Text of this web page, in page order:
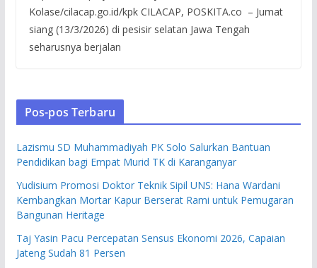
Kolase/cilacap.go.id/kpk CILACAP, POSKITA.co – Jumat
siang (13/3/2026) di pesisir selatan Jawa Tengah
seharusnya berjalan
Pos-pos Terbaru
Lazismu SD Muhammadiyah PK Solo Salurkan Bantuan
Pendidikan bagi Empat Murid TK di Karanganyar
Yudisium Promosi Doktor Teknik Sipil UNS: Hana Wardani
Kembangkan Mortar Kapur Berserat Rami untuk Pemugaran
Bangunan Heritage
Taj Yasin Pacu Percepatan Sensus Ekonomi 2026, Capaian
Jateng Sudah 81 Persen